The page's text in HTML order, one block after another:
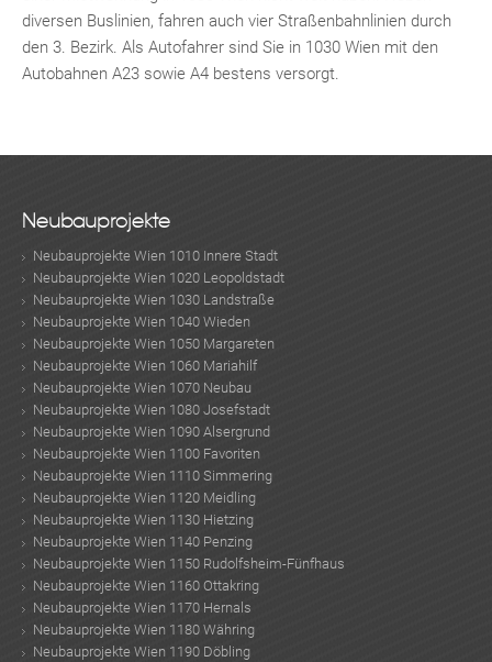
diversen Buslinien, fahren auch vier Straßenbahnlinien durch
den 3. Bezirk. Als Autofahrer sind Sie in 1030 Wien mit den
Autobahnen A23 sowie A4 bestens versorgt.
Neubauprojekte
Neubauprojekte Wien 1010 Innere Stadt
Neubauprojekte Wien 1020 Leopoldstadt
Neubauprojekte Wien 1030 Landstraße
Neubauprojekte Wien 1040 Wieden
Neubauprojekte Wien 1050 Margareten
Neubauprojekte Wien 1060 Mariahilf
Neubauprojekte Wien 1070 Neubau
Neubauprojekte Wien 1080 Josefstadt
Neubauprojekte Wien 1090 Alsergrund
Neubauprojekte Wien 1100 Favoriten
Neubauprojekte Wien 1110 Simmering
Neubauprojekte Wien 1120 Meidling
Neubauprojekte Wien 1130 Hietzing
Neubauprojekte Wien 1140 Penzing
Neubauprojekte Wien 1150 Rudolfsheim-Fünfhaus
Neubauprojekte Wien 1160 Ottakring
Neubauprojekte Wien 1170 Hernals
Neubauprojekte Wien 1180 Währing
Neubauprojekte Wien 1190 Döbling